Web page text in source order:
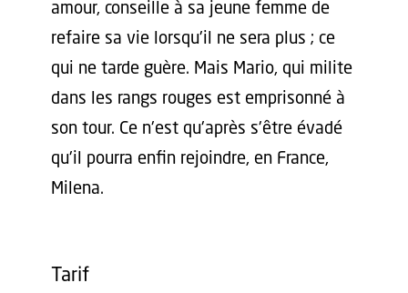
amour, conseille à sa jeune femme de
refaire sa vie lorsqu'il ne sera plus ; ce
qui ne tarde guère. Mais Mario, qui milite
dans les rangs rouges est emprisonné à
son tour. Ce n'est qu'après s'être évadé
qu'il pourra enfin rejoindre, en France,
Milena.
Tarif